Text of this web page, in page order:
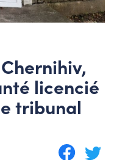
licencié
tribunal